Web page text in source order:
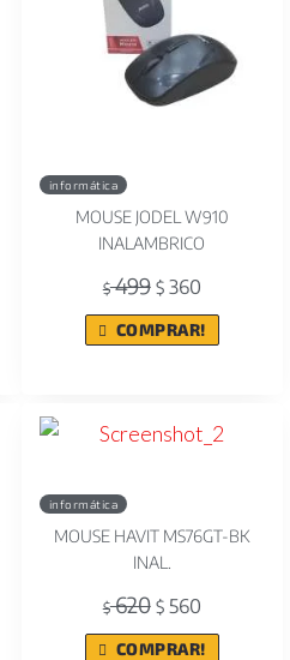
informática
MOUSE JODEL W910
INALAMBRICO
$499 $360
COMPRAR!
informática
MOUSE HAVIT MS76GT-BK
INAL.
$620 $560
COMPRAR!